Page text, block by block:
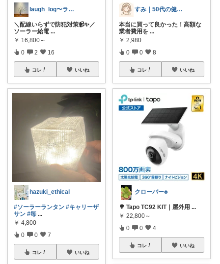
laugh_log〜ラフな日々の記録〜
＼配線いらずで防犯対策📹✨／
ソーラー給電 ...
￥ 16,800～
0 2 16
コレ いいね
hazuki_ethical
#ソーラーランタン #キャリーザ
サン #毎 ...
￥ 4,800
0 0 7
コレ いいね
すみ｜50代の健康と暮らし
本当に買って良かった！ ​高額な
業者費用を ...
￥ 2,980
0 0 8
コレ いいね
クローバー♣️
🌳 Tapo TC92 KIT｜屋外用 ...
￥ 22,800～
0 0 4
コレ いいね